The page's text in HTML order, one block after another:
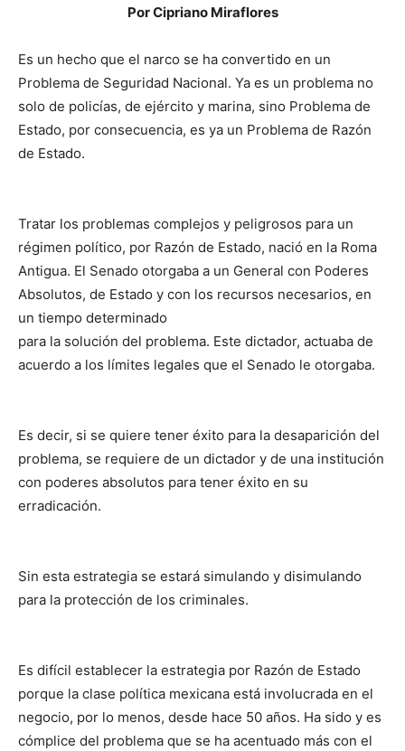
Por Cipriano Miraflores
Es un hecho que el narco se ha convertido en un
Problema de Seguridad Nacional. Ya es un problema no
solo de policías, de ejército y marina, sino Problema de
Estado, por consecuencia, es ya un Problema de Razón
de Estado.
Tratar los problemas complejos y peligrosos para un
régimen político, por Razón de Estado, nació en la Roma
Antigua. El Senado otorgaba a un General con Poderes
Absolutos, de Estado y con los recursos necesarios, en
un tiempo determinado
para la solución del problema. Este dictador, actuaba de
acuerdo a los límites legales que el Senado le otorgaba.
Es decir, si se quiere tener éxito para la desaparición del
problema, se requiere de un dictador y de una institución
con poderes absolutos para tener éxito en su
erradicación.
Sin esta estrategia se estará simulando y disimulando
para la protección de los criminales.
Es difícil establecer la estrategia por Razón de Estado
porque la clase política mexicana está involucrada en el
negocio, por lo menos, desde hace 50 años. Ha sido y es
cómplice del problema que se ha acentuado más con el